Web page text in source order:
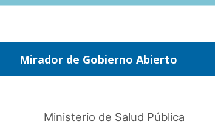
Saltar
Mirador de Gobierno Abierto
Ministerio de Salud Pública